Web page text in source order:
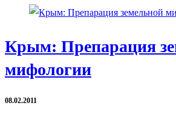
Крым: Препарация
мифологии
08.02.2011